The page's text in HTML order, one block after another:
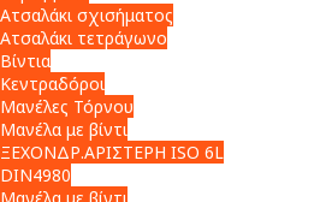
Ατσαλάκι σχισήματος
Ατσαλάκι τετράγωνο
Βίντια
Κεντραδόροι
Μανέλες Τόρνου
Μανέλα με βίντι
ΞΕΧΟΝΔΡ.ΑΡΙΣΤΕΡΗ ISO 6L
DIN4980